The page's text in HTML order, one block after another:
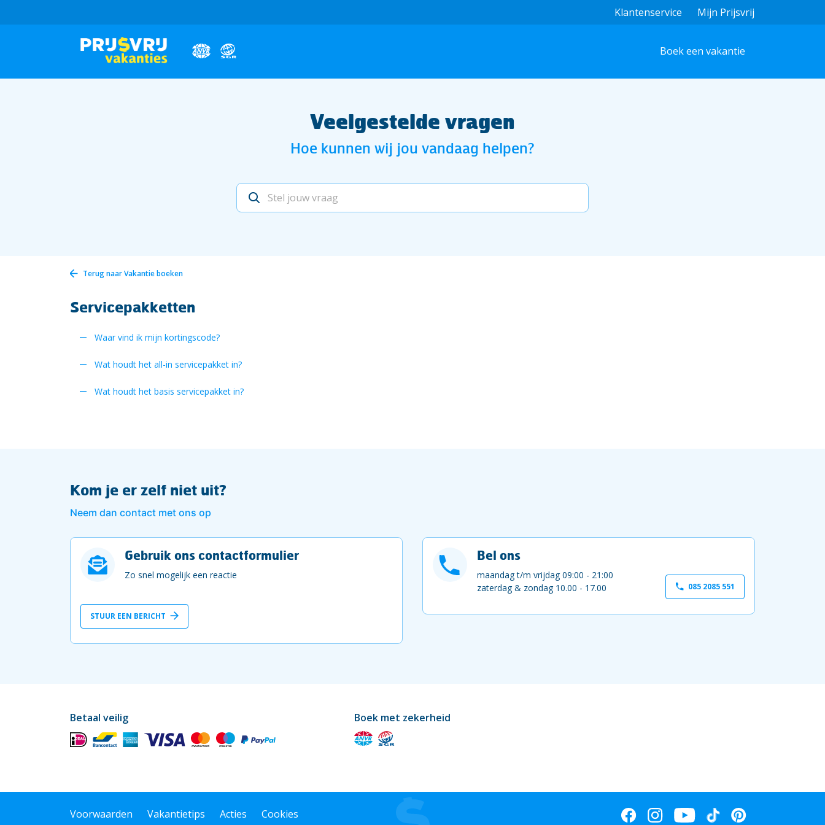
Klantenservice Mijn Prijsvrij
Boek een vakantie
Veelgestelde vragen
Hoe kunnen wij jou vandaag helpen?
Terug naarVakantie boeken
Servicepakketten
Waar vind ik mijn kortingscode?
Wat houdt het all-in servicepakket in?
Wat houdt het basis servicepakket in?
Kom je er zelf niet uit?
Neem dan contact met ons op
Gebruik ons contactformulier
Zo snel mogelijk een reactie
STUUR EEN BERICHT
Bel ons
maandag t/m vrijdag 09:00 - 21:00
zaterdag & zondag 10.00 - 17.00
085 2085 551
Betaal veilig Boek met zekerheid
Voorwaarden Vakantietips Acties Cookies